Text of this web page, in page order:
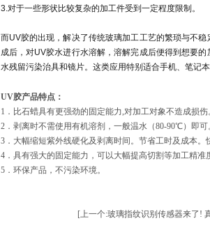
3.对于一些形状比较复杂的加工件受到一定程度限制。
而UV胶的出现，解决了传统玻璃加工工艺的繁琐与不
成后，对UV胶水进行水溶解，溶解完成后便得到想要
水残留污染治具和镜片。这类应用特别适合手机、笔记
UV胶产品特点：
1．比石蜡具有更强劲的固定能力,对加工对象不造成损伤
2．剥离时不需使用有机溶剂，一般温水（80-90℃）即可
3．大幅缩短紫外线硬化及剥离时间。节省工时及成本。
4．具有强大的固定能力，可以大幅提高切割等加工精准
5．环保产品，不污染环境。
[上一个:玻璃指纹识别传感器来了!